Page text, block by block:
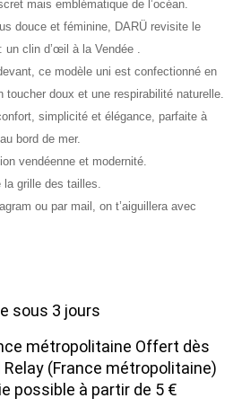
mais emblématique de l’océan.
douce et féminine, DARÜ revisite le
un clin d’œil à la Vendée .
ce modèle uni est confectionné en
toucher doux et une respirabilité naturelle.
simplicité et élégance, parfaite à
bord de mer.
vendéenne et modernité.
la grille des tailles.
ou par mail, on t’aiguillera avec
sous 3 jours
métropolitaine Offert dès
Relay (France métropolitaine)
possible à partir de 5 €